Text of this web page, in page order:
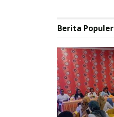
Berita Populer